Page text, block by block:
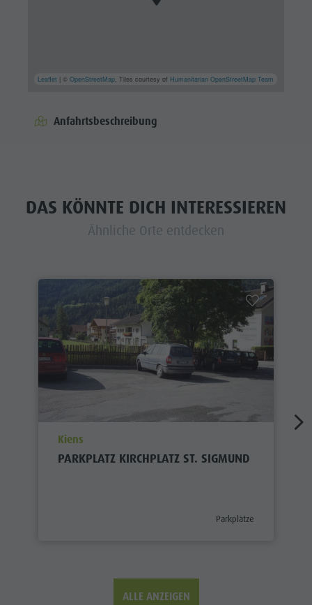
Leaflet | ©OpenStreetMap , Tiles courtesy of Humanitarian OpenStreetMap Team
Anfahrtsbeschreibung
DAS KÖNNTE DICH INTERESSIEREN
Ähnliche Orte entdecken
aria.poi_location_prefix
Kiens
PARKPLATZ KIRCHPLATZ ST. SIGMUND
aria.poi_category_prefix
Parkplätze
ALLE ANZEIGEN